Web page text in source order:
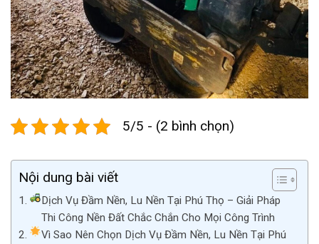
5/5 - (2 bình chọn)
Nội dung bài viết
Dịch Vụ Đầm Nền, Lu Nền Tại Phú Thọ – Giải Pháp
Thi Công Nền Đất Chắc Chắn Cho Mọi Công Trình
Vì Sao Nên Chọn Dịch Vụ Đầm Nền, Lu Nền Tại Phú